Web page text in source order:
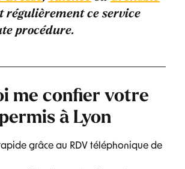
régulièrement ce service
procédure.
me confier votre
à Lyon
grâce au RDV téléphonique de